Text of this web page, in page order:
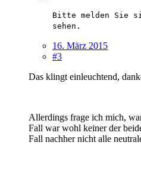
Bitte melden Sie
sehen.
16. März 2015
#3
Das klingt einleuchtend,
Allerdings frage ich mich,
Fall war wohl keiner der
Fall nachher nicht alle